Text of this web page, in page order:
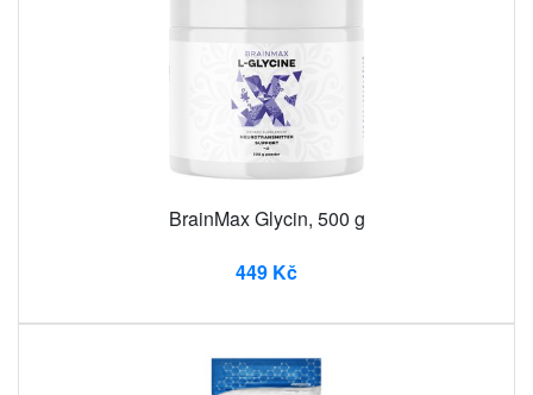
BrainMax Glycin, 500 g
449 Kč